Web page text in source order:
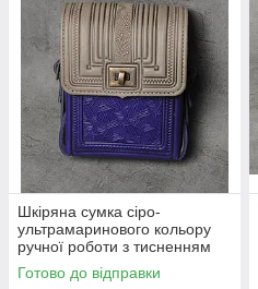
Шкіряна сумка сіро-
ультрамаринового кольору
ручної роботи з тисненням
“Ескіз”, 18×13×6 см
Готово до відправки